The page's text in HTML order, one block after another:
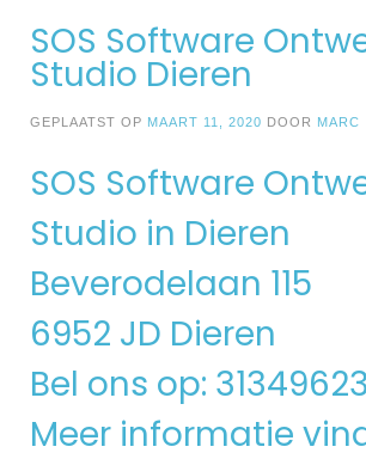
SOS Software
Studio Dieren
GEPLAATST OP MAART 11, 2020 DOOR MARC
SOS Software
Studio in Dieren
Beverodelaan 115
6952 JD Dieren
Bel ons op:
Meer informatie